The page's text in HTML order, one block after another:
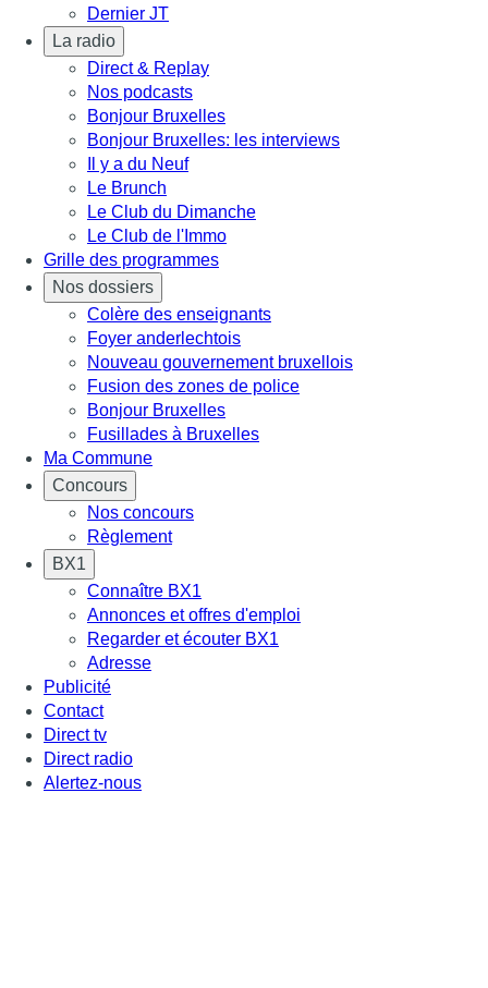
Dernier JT
La radio
Direct & Replay
Nos podcasts
Bonjour Bruxelles
Bonjour Bruxelles: les interviews
Il y a du Neuf
Le Brunch
Le Club du Dimanche
Le Club de l'Immo
Grille des programmes
Nos dossiers
Colère des enseignants
Foyer anderlechtois
Nouveau gouvernement bruxellois
Fusion des zones de police
Bonjour Bruxelles
Fusillades à Bruxelles
Ma Commune
Concours
Nos concours
Règlement
BX1
Connaître BX1
Annonces et offres d'emploi
Regarder et écouter BX1
Adresse
Publicité
Contact
Direct tv
Direct radio
Alertez-nous